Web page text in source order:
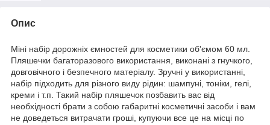
Опис
Міні набір дорожніх ємностей для косметики об'ємом 60 мл.
Пляшечки багаторазового використання, виконані з гнучкого,
довговічного і безпечного матеріалу. Зручні у використанні,
набір підходить для різного виду рідин: шампуні, тоніки, гелі,
креми і т.п. Такий набір пляшечок позбавить вас від
необхідності брати з собою габаритні косметичні засоби і вам
не доведеться витрачати гроші, купуючи все це на місці по